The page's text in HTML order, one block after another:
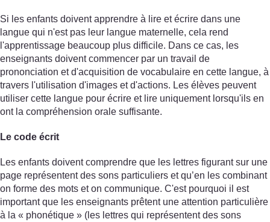
Si les enfants doivent apprendre à lire et écrire dans une
langue qui n'est pas leur langue maternelle, cela rend
l'apprentissage beaucoup plus difficile. Dans ce cas, les
enseignants doivent commencer par un travail de
prononciation et d'acquisition de vocabulaire en cette langue, à
travers l'utilisation d'images et d'actions. Les élèves peuvent
utiliser cette langue pour écrire et lire uniquement lorsqu'ils en
ont la compréhension orale suffisante.
Le code écrit
Les enfants doivent comprendre que les lettres figurant sur une
page représentent des sons particuliers et qu’en les combinant
on forme des mots et on communique. C'est pourquoi il est
important que les enseignants prêtent une attention particulière
à la « phonétique » (les lettres qui représentent des sons